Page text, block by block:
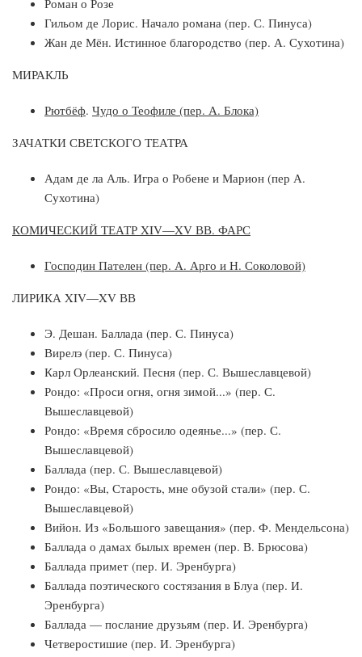
Роман о Розе
Гильом де Лорис. Начало романа (пер. С. Пинуса)
Жан де Мён. Истинное благородство (пер. А. Сухотина)
МИРАКЛЬ
Рютбёф. Чудо о Теофиле (пер. А. Блока)
ЗАЧАТКИ СВЕТСКОГО ТЕАТРА
Адам де ла Аль. Игра о Робене и Марион (пер А.
Сухотина)
КОМИЧЕСКИЙ ТЕАТР XIV—XV ВВ. ФАРС
Господин Пателен (пер. А. Арго и Н. Соколовой)
ЛИРИКА XIV—XV ВВ
Э. Дешан. Баллада (пер. С. Пинуса)
Вирелэ (пер. С. Пинуса)
Карл Орлеанский. Песня (пер. С. Вышеславцевой)
Рондо: «Проси огня, огня зимой...» (пер. С.
Вышеславцевой)
Рондо: «Время сбросило одеянье...» (пер. С.
Вышеславцевой)
Баллада (пер. С. Вышеславцевой)
Рондо: «Вы, Старость, мне обузой стали» (пер. С.
Вышеславцевой)
Вийон. Из «Большого завещания» (пер. Ф. Мендельсона)
Баллада о дамах былых времен (пер. В. Брюсова)
Баллада примет (пер. И. Эренбурга)
Баллада поэтического состязания в Блуа (пер. И.
Эренбурга)
Баллада — послание друзьям (пер. И. Эренбурга)
Четверостишие (пер. И. Эренбурга)